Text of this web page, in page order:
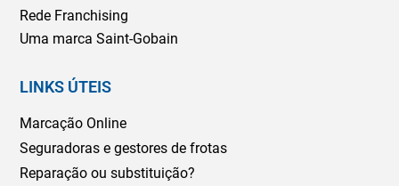
Rede Franchising
Uma marca Saint-Gobain
LINKS ÚTEIS
Marcação Online
Seguradoras e gestores de frotas
Reparação ou substituição?